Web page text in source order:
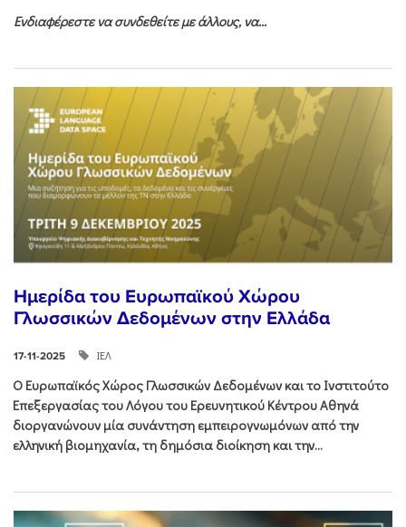
Ενδιαφέρεστε να συνδεθείτε με άλλους, να...
Ημερίδα του Ευρωπαϊκού Χώρου
Γλωσσικών Δεδομένων στην Ελλάδα
17-11-2025 ΙΕΛ
Ο Ευρωπαϊκός Χώρος Γλωσσικών Δεδομένων και το Ινστιτούτο
Επεξεργασίας του Λόγου του Ερευνητικού Κέντρου Αθηνά
διοργανώνουν μία συνάντηση εμπειρογνωμόνων από την
ελληνική βιομηχανία, τη δημόσια διοίκηση και την...